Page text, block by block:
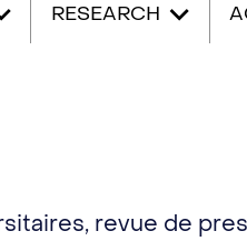
RESEARCH
revue de